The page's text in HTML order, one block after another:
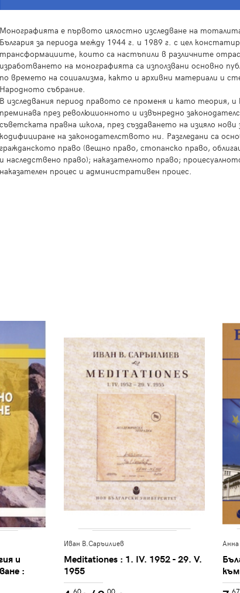
Монографията е първото цялостно изследване на
България за периода между 1944 г. и 1989 г. с цел
трансформациите, които са настъпили в различните
изработването на монографията са използвани основно
по времето на социализма, както и архивни материали и
Народното събрание.
В изследвания период правото се променя и като теория,
преминава през революционното и извънредно
съветската правна школа, през създаването на изцяло
кодифициране на законодателството ни. Разгледани са
гражданското право (вещно право, стопанско право,
и наследствено право); наказателното право;
наказателен процес и административен процес.
и
:
Иван В.Саръилиев
Meditationes : 1. IV. 1952 - 29. V.
1955